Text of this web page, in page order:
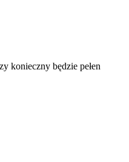
konieczny będzie pełen